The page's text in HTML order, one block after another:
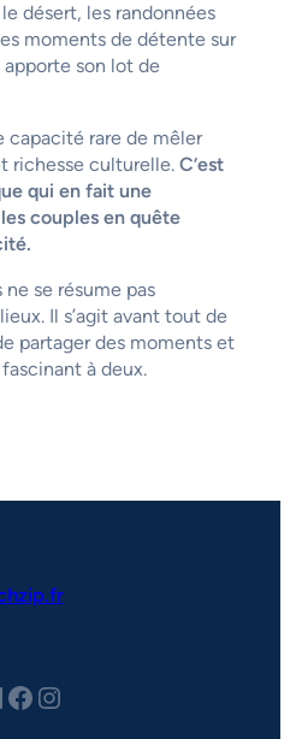
désert, les randonnées
moments de détente sur
son lot de
capacité rare de mêler
richesse culturelle. C’est
qui en fait une
couples en quête
ne se résume pas
Il s’agit avant tout de
partager des moments et
à deux.
Facebook Instagram